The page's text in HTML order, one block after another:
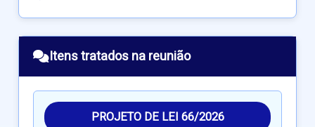
Itens tratados na reunião
PROJETO DE LEI 66/2026